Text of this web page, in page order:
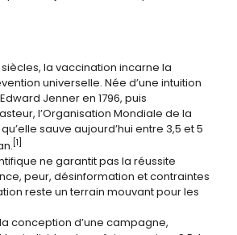
la vaccination incarne la
universelle. Née d’une intuition
Jenner en 1796, puis
l’Organisation Mondiale de la
sauve aujourd’hui entre 3,5 et 5
[1]
ne garantit pas la réussite
peur, désinformation et contraintes
reste un terrain mouvant pour les
conception d’une campagne,